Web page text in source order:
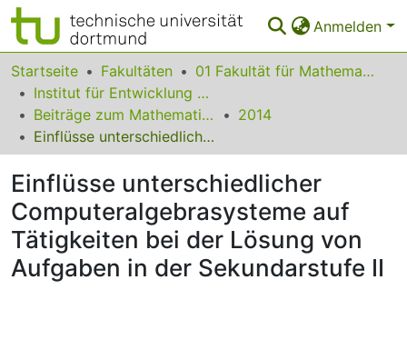
Anmelden
Bereiche & Sammlungen
Das gesamte Repositorium
Statistiken
FAQ
Leitlinien
Zurück zur Startseite
Startseite Fakultäten
01 Fakultät für Mathematik
Institut für Entwicklung und Erforschung des Mathematikunterrichts
Beiträge zum Mathematikunterricht
2014
Einflüsse unterschiedlicher Computeralgebrasysteme auf Tätigkeiten bei der Lösung von Aufgaben in der Sekundarstufe II
Einflüsse unterschiedlicher
Computeralgebrasysteme auf
Tätigkeiten bei der Lösung von
Aufgaben in der Sekundarstufe II